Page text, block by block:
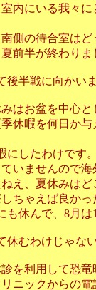
内にいる我々
側の待合室は
前半が終わりま
後半戦に向かいま
はお盆を中心と
休暇を何日か
にしたわけです。
いませんので
え、夏休みは
ちゃえば良かっ
も休んで、8月
休むわけじゃな
を利用して恐竜
ニックからの